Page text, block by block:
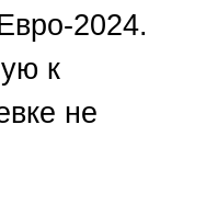
2024.
к
не